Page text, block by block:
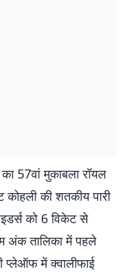
57वां मुकाबला रॉयल
की शतकीय पारी
को 6 विकेट से
अंक तालिका में पहले
में क्वालीफाई